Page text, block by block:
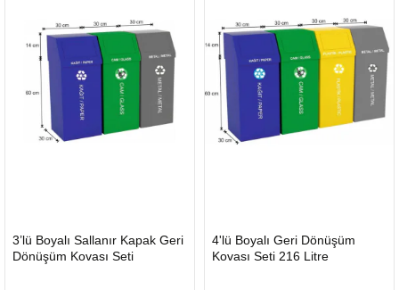
GÖNDERİ
3’lü Boyalı Sallanır Kapak Geri
Dönüşüm Kovası Seti
GÖNDERİ
4'lü Boyalı Geri Dönüşüm
Kovası Seti 216 Litre